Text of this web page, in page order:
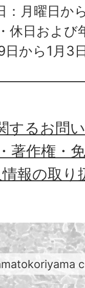
：月曜日か
休日および
日から1月3
するお問
著作権・
報の取り